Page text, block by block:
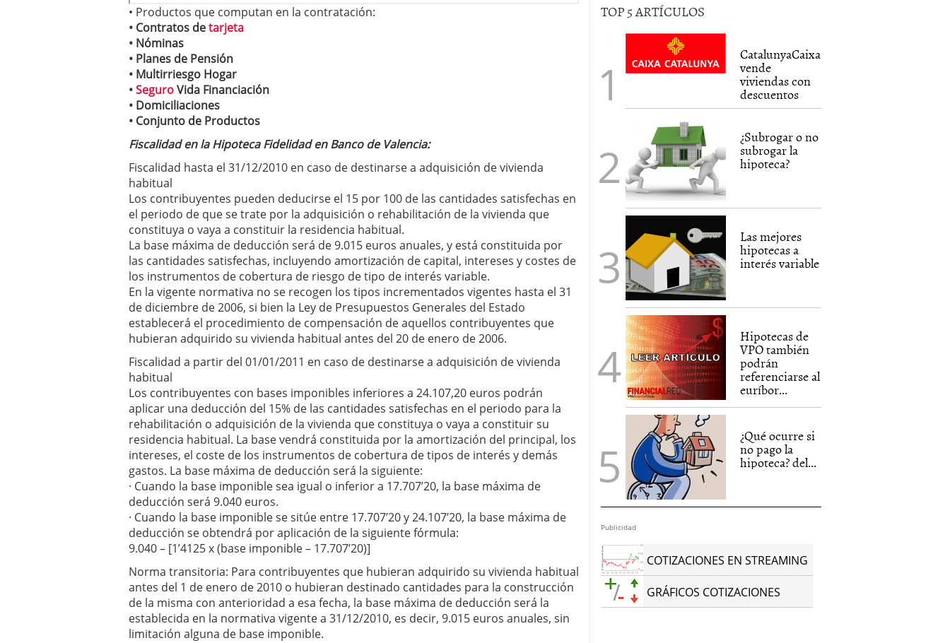
• Productos que computan en la contratación:
• Contratos detarjeta
• Nóminas
• Planes de Pensión
• Multirriesgo Hogar
•SeguroVida Financiación
• Domiciliaciones
• Conjunto de Productos
Fiscalidad en la Hipoteca Fidelidad en Banco de Valencia:
Fiscalidad hasta el 31/12/2010 en caso de destinarse a adquisición de vivienda
habitual
Los contribuyentes pueden deducirse el 15 por 100 de las cantidades satisfechas en
el periodo de que se trate por la adquisición o rehabilitación de la vivienda que
constituya o vaya a constituir la residencia habitual.
La base máxima de deducción será de 9.015 euros anuales, y está constituida por
las cantidades satisfechas, incluyendo amortización de capital, intereses y costes de
los instrumentos de cobertura de riesgo de tipo de interés variable.
En la vigente normativa no se recogen los tipos incrementados vigentes hasta el 31
de diciembre de 2006, si bien la Ley de Presupuestos Generales del Estado
establecerá el procedimiento de compensación de aquellos contribuyentes que
hubieran adquirido su vivienda habitual antes del 20 de enero de 2006.
Fiscalidad a partir del 01/01/2011 en caso de destinarse a adquisición de vivienda
habitual
Los contribuyentes con bases imponibles inferiores a 24.107,20 euros podrán
aplicar una deducción del 15% de las cantidades satisfechas en el periodo para la
rehabilitación o adquisición de la vivienda que constituya o vaya a constituir su
residencia habitual. La base vendrá constituida por la amortización del principal, los
intereses, el coste de los instrumentos de cobertura de tipos de interés y demás
gastos. La base máxima de deducción será la siguiente:
· Cuando la base imponible sea igual o inferior a 17.707’20, la base máxima de
deducción será 9.040 euros.
· Cuando la base imponible se sitúe entre 17.707’20 y 24.107’20, la base máxima de
deducción se obtendrá por aplicación de la siguiente fórmula:
9.040 – [1’4125 x (base imponible – 17.707’20)]
Norma transitoria: Para contribuyentes que hubieran adquirido su vivienda habitual
antes del 1 de enero de 2010 o hubieran destinado cantidades para la construcción
de la misma con anterioridad a esa fecha, la base máxima de deducción será la
establecida en la normativa vigente a 31/12/2010, es decir, 9.015 euros anuales, sin
limitación alguna de base imponible.
TOP 5 ARTÍCULOS
CatalunyaCaixa
vende
viviendas con
descuentos
¿Subrogar o no
subrogar la
hipoteca?
Las mejores
hipotecas a
interés variable
Hipotecas de
VPO también
podrán
referenciarse al
euríbor...
¿Qué ocurre si
no pago la
hipoteca? del...
Publicidad
COTIZACIONES EN STREAMING
GRÁFICOS COTIZACIONES